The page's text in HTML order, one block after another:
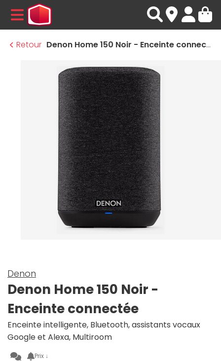
MENU
Retour
Denon Home 150 Noir - Enceinte connectée
Denon
Denon Home 150 Noir -
Enceinte connectée
Enceinte intelligente, Bluetooth, assistants vocaux
Google et Alexa, Multiroom
Prix ↓